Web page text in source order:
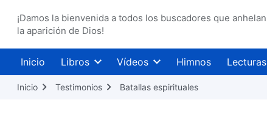
¡Damos la bienvenida a todos los buscadores que anhelan
la aparición de Dios!
Inicio Libros Vídeos Himnos Lecturas
Inicio Testimonios Batallas espirituales